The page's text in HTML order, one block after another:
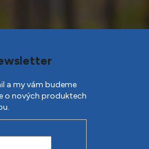
a my vám budeme
o nových produktech